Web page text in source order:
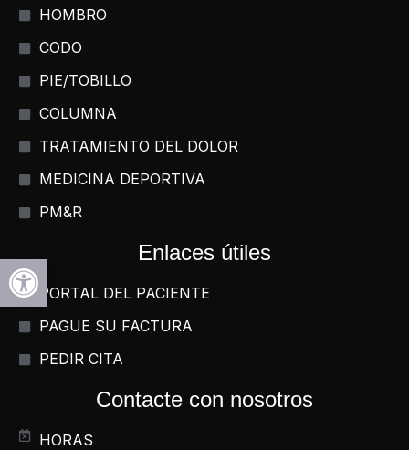
HOMBRO
CODO
PIE/TOBILLO
COLUMNA
TRATAMIENTO DEL DOLOR
MEDICINA DEPORTIVA
PM&R
Enlaces útiles
PORTAL DEL PACIENTE
PAGUE SU FACTURA
PEDIR CITA
Contacte con nosotros
HORAS
Abrir la barra de herramientas